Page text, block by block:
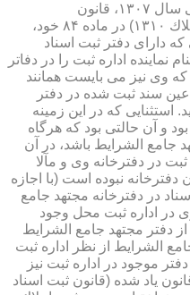
به تبعیت از قانون دفاتر اسناد رسمی سال ۱۳۰۷، قانون
جدیدالتصویب (قانون ثبت اسناد و املاك ۱۳۱۰) در ماده ۸۴ خود،
دارای دفتر ثبت اسناد
اداره ثبت را در دفاتر
وی نیز می بایست همانند
سند ثبت شده در دفتر
استثنایی كه در این زمینه
مرقوم بود و آن حالتی بود كه هرگاه
جامع الشرایط باشد، در آن
در دفترخانه وی و مآلا
دفترخانه نبوده است (با اجازه
در دفترخانه مجتهد جامع
در اداره ثبت محل وجود
دفتر مجتهد جامع الشرایط
الشرایط از نظر اداره ثبت
موجود در اداره ثبت نیز
یاد شده (قانون ثبت اسناد